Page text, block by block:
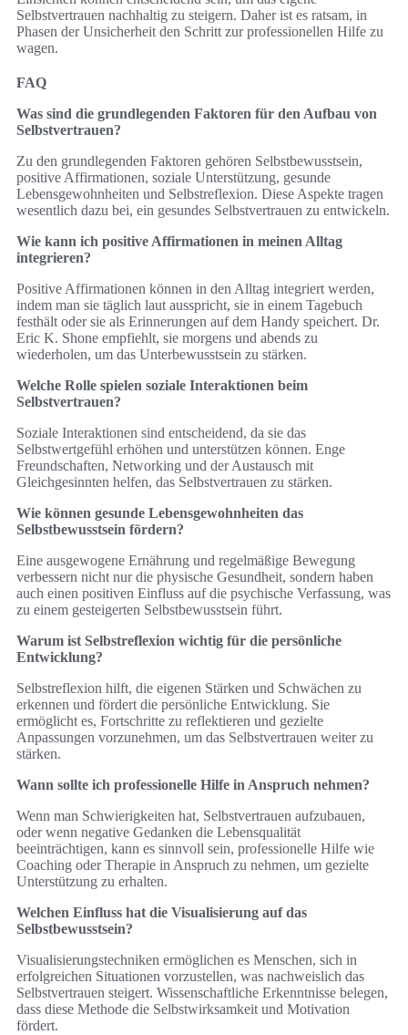
Selbstvertrauen nachhaltig zu steigern. Daher ist es ratsam, in
Phasen der Unsicherheit den Schritt zur professionellen Hilfe zu
wagen.
FAQ
Was sind die grundlegenden Faktoren für den Aufbau von
Selbstvertrauen?
Zu den grundlegenden Faktoren gehören Selbstbewusstsein,
positive Affirmationen, soziale Unterstützung, gesunde
Lebensgewohnheiten und Selbstreflexion. Diese Aspekte tragen
wesentlich dazu bei, ein gesundes Selbstvertrauen zu entwickeln.
Wie kann ich positive Affirmationen in meinen Alltag
integrieren?
Positive Affirmationen können in den Alltag integriert werden,
indem man sie täglich laut ausspricht, sie in einem Tagebuch
festhält oder sie als Erinnerungen auf dem Handy speichert. Dr.
Eric K. Shone empfiehlt, sie morgens und abends zu
wiederholen, um das Unterbewusstsein zu stärken.
Welche Rolle spielen soziale Interaktionen beim
Selbstvertrauen?
Soziale Interaktionen sind entscheidend, da sie das
Selbstwertgefühl erhöhen und unterstützen können. Enge
Freundschaften, Networking und der Austausch mit
Gleichgesinnten helfen, das Selbstvertrauen zu stärken.
Wie können gesunde Lebensgewohnheiten das
Selbstbewusstsein fördern?
Eine ausgewogene Ernährung und regelmäßige Bewegung
verbessern nicht nur die physische Gesundheit, sondern haben
auch einen positiven Einfluss auf die psychische Verfassung, was
zu einem gesteigerten Selbstbewusstsein führt.
Warum ist Selbstreflexion wichtig für die persönliche
Entwicklung?
Selbstreflexion hilft, die eigenen Stärken und Schwächen zu
erkennen und fördert die persönliche Entwicklung. Sie
ermöglicht es, Fortschritte zu reflektieren und gezielte
Anpassungen vorzunehmen, um das Selbstvertrauen weiter zu
stärken.
Wann sollte ich professionelle Hilfe in Anspruch nehmen?
Wenn man Schwierigkeiten hat, Selbstvertrauen aufzubauen,
oder wenn negative Gedanken die Lebensqualität
beeinträchtigen, kann es sinnvoll sein, professionelle Hilfe wie
Coaching oder Therapie in Anspruch zu nehmen, um gezielte
Unterstützung zu erhalten.
Welchen Einfluss hat die Visualisierung auf das
Selbstbewusstsein?
Visualisierungstechniken ermöglichen es Menschen, sich in
erfolgreichen Situationen vorzustellen, was nachweislich das
Selbstvertrauen steigert. Wissenschaftliche Erkenntnisse belegen,
dass diese Methode die Selbstwirksamkeit und Motivation
fördert.